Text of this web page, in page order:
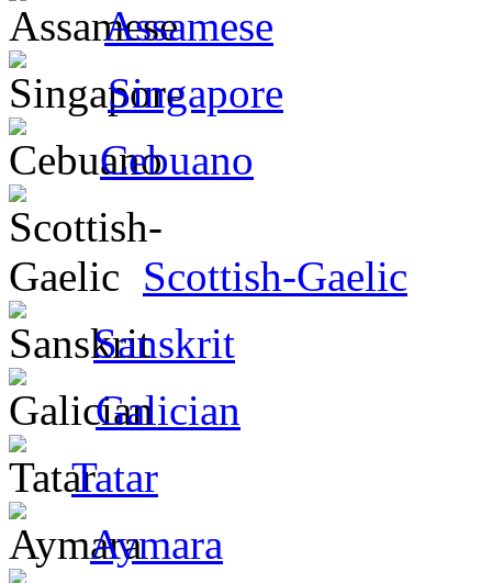
Assamese
Singapore
Cebuano
Scottish-Gaelic
Sanskrit
Galician
Tatar
Aymara